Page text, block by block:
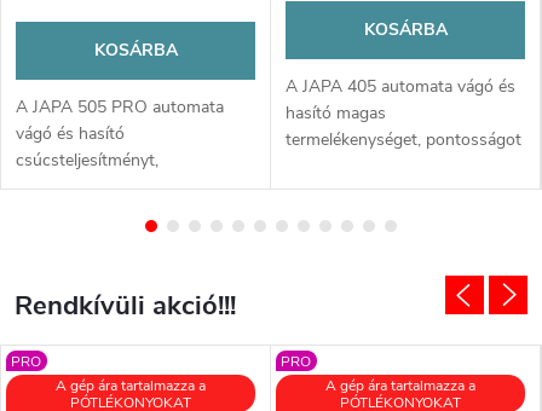
KOSÁRBA
A JAPA 505 PRO automata
vágó és hasító
csúcsteljesítményt,
pontosságot és
minőségi fa feldolgozást
szeretnének minimális
erőfeszítéssel és
kompromisszumok nélkül.
KOSÁRBA
A JAPA 405 automata vágó és
hasító magas
termelékenységet, pontosságot
feldolgozásához. Ideális gép
szakembereknek, akik gyors,
szeretnének minimális
Rendkívüli akció!!!
PRO
A gép ára tartalmazza a
PÓTLÉKONYOKAT
PRO
A gép ára tartalmazza a
PÓTLÉKONYOKAT